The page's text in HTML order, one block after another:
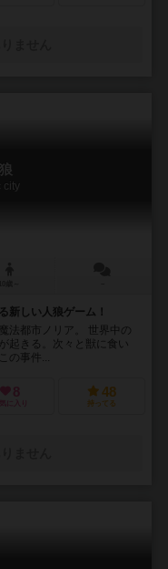
city
新しい人狼ゲーム！
都市ノリア。 世界中の
起きる。次々と獣に食い
の事件...
8
気に入り
48
持ってる